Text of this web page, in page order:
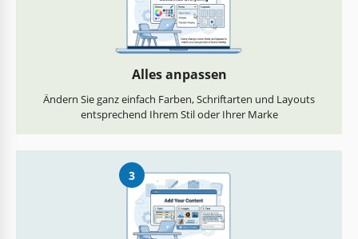
Alles anpassen
Ändern Sie ganz einfach Farben, Schriftarten und Layouts
entsprechend Ihrem Stil oder Ihrer Marke
3